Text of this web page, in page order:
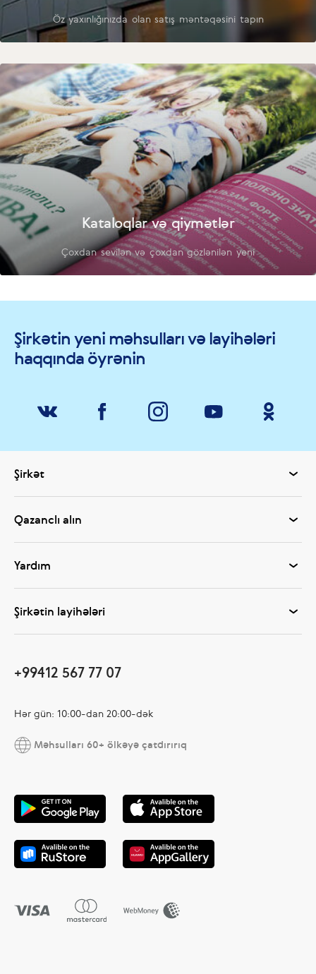
Öz yaxınlığınızda olan satış məntəqəsini tapın
Kataloqlar və qiymətlər
Çoxdan sevilən və çoxdan gözlənilən yeni
Şirkətin yeni məhsulları və layihələri
haqqında öyrənin
Şirkət
Qazanclı alın
Yardım
Şirkətin layihələri
+99412 567 77 07
Hər gün: 10:00-dan 20:00-dək
Məhsulları 60+ ölkəyə çatdırırıq